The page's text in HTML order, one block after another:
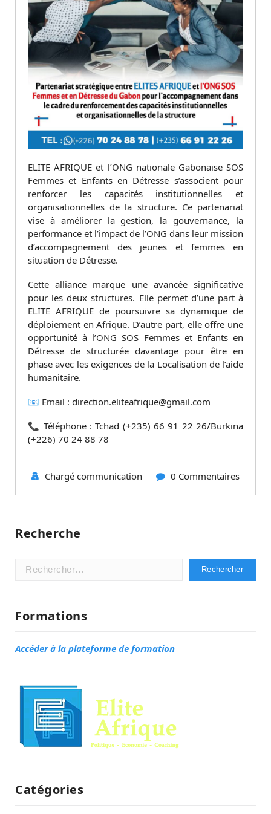
ELITE AFRIQUE et l’ONG nationale Gabonaise SOS
Femmes et Enfants en Détresse s’associent pour
renforcer les capacités institutionnelles et
organisationnelles de la structure. Ce partenariat
vise à améliorer la gestion, la gouvernance, la
performance et l’impact de l’ONG dans leur mission
d’accompagnement des jeunes et femmes en
situation de Détresse.
Cette alliance marque une avancée significative
pour les deux structures. Elle permet d’une part à
ELITE AFRIQUE de poursuivre sa dynamique de
déploiement en Afrique. D’autre part, elle offre une
opportunité à l’ONG SOS Femmes et Enfants en
Détresse de structurée davantage pour être en
phase avec les exigences de la Localisation de l’aide
humanitaire.
📧 Email : direction.eliteafrique@gmail.com
📞 Téléphone : Tchad (+235) 66 91 22 26/Burkina
(+226) 70 24 88 78
Chargé communication 0 Commentaires
Recherche
Rechercher :
Formations
Accéder à la plateforme de formation
Catégories